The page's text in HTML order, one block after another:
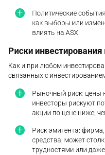
Политические
как выборы или
влиять на ASX.
Риски инвестирования
Как и при любом
связанных с
Рыночный риск: цены
инвесторы рискуют
акции по цене ниже,
Риск эмитента:
средства, может
трудностями или